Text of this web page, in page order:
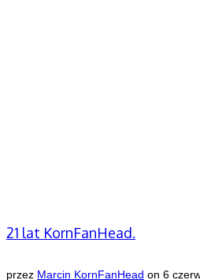
21 lat KornFanHead.
przez Marcin KornFanHead on 6